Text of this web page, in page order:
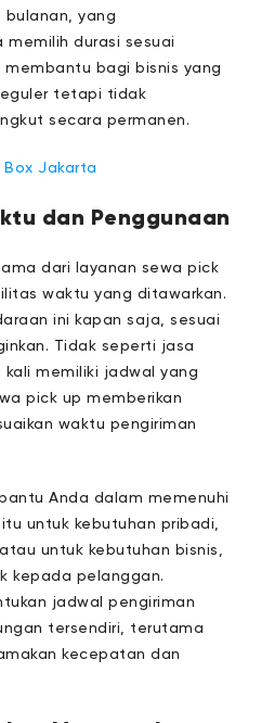
bulanan, yang
memilih durasi sesuai
membantu bagi bisnis yang
tetapi tidak
secara permanen.
Box Jakarta
dan Penggunaan
dari layanan sewa pick
waktu yang ditawarkan.
ini kapan saja, sesuai
Tidak seperti jasa
memiliki jadwal yang
pick up memberikan
waktu pengiriman
Anda dalam memenuhi
untuk kebutuhan pribadi,
untuk kebutuhan bisnis,
kepada pelanggan.
jadwal pengiriman
tersendiri, terutama
kecepatan dan